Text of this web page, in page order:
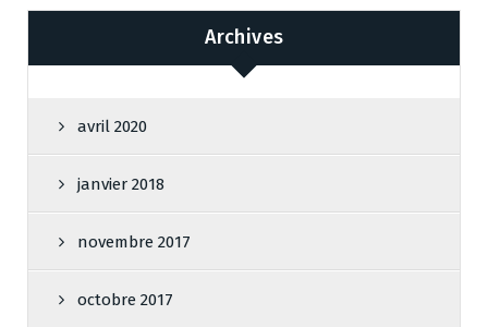
Archives
avril 2020
janvier 2018
novembre 2017
octobre 2017